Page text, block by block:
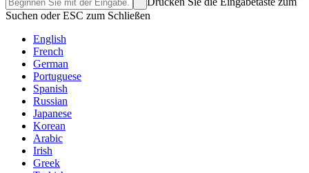
Suchen oder ESC zum Schließen
English
French
German
Portuguese
Spanish
Russian
Japanese
Korean
Arabic
Irish
Greek